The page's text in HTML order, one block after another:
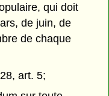
qui doit
de juin, de
de chaque
art. 5;